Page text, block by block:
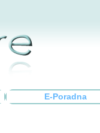
E-Poradna